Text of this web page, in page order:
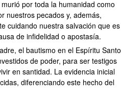
por toda la humanidad como
nuestros pecados y, además,
cuidando nuestra salvación que es
de infidelidad o apostasía.
el bautismo en el Espíritu Santo
de poder, para ser testigos
en santidad. La evidencia inicial
diferenciando este hecho del